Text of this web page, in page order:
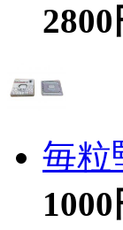
2800
毎粒
1000